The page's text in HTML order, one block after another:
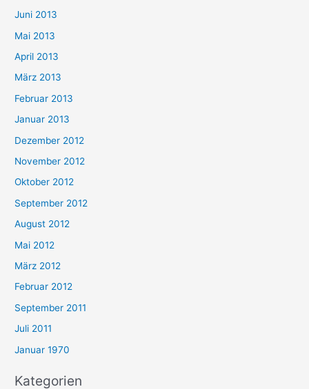
Juni 2013
Mai 2013
April 2013
März 2013
Februar 2013
Januar 2013
Dezember 2012
November 2012
Oktober 2012
September 2012
August 2012
Mai 2012
März 2012
Februar 2012
September 2011
Juli 2011
Januar 1970
Kategorien